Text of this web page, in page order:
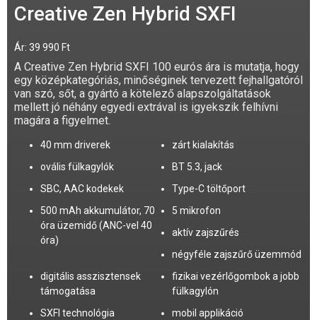
Creative Zen Hybrid SXFI
Ár: 39 990 Ft
A Creative Zen Hybrid SXFI 100 eurós ára is mutatja, hogy
egy középkategóriás, minőséginek tervezett fejhallgatóról
van szó, sőt, a gyártó a kötelező alapszolgáltatások
mellett jó néhány egyedi extrával is igyekszik felhívni
magára a figyelmet.
40 mm driverek
zárt kialakítás
ovális fülkagylók
BT 5.3, jack
SBC, AAC kodekek
Type-C töltőport
500 mAh akkumulátor, 70
óra üzemidő (ANC-vel 40
óra)
5 mikrofon
aktív zajszűrés
négyféle zajszűrő üzemmód
digitális asszisztensek
támogatása
fizikai vezérlőgombok a jobb
fülkagylón
SXFI technológia
mobil applikáció